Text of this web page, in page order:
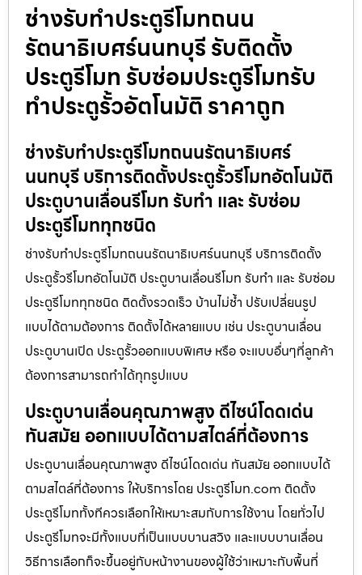
ช่างรับทำประตูรีโมทถนน
รัตนาธิเบศร์นนทบุรี รับติดตั้ง
ประตูรีโมท รับซ่อมประตูรีโมทรับ
ทำประตูรั้วอัตโนมัติ ราคาถูก
ช่างรับทำประตูรีโมทถนนรัตนาธิเบศร์
นนทบุรี บริการติดตั้งประตูรั้วรีโมทอัตโนมัติ
ประตูบานเลื่อนรีโมท รับทำ และ รับซ่อม
ประตูรีโมททุกชนิด
ช่างรับทำประตูรีโมทถนนรัตนาธิเบศร์นนทบุรี บริการติดตั้ง
ประตูรั้วรีโมทอัตโนมัติ ประตูบานเลื่อนรีโมท รับทำ และ รับซ่อม
ประตูรีโมททุกชนิด ติดตั้งรวดเร็ว บ้านไม่ช้ำ ปรับเปลี่ยนรูป
แบบได้ตามต้องการ ติดตั้งได้หลายแบบ เช่น ประตูบานเลื่อน
ประตูบานเปิด ประตูรั้วออกแบบพิเศษ หรือ จะแบบอื่นๆที่ลูกค้า
ต้องการสามารถทำได้ทุกรูปแบบ
ประตูบานเลื่อนคุณภาพสูง ดีไซน์โดดเด่น
ทันสมัย ออกแบบได้ตามสไตล์ที่ต้องการ
ประตูบานเลื่อนคุณภาพสูง ดีไซน์โดดเด่น ทันสมัย ออกแบบได้
ตามสไตล์ที่ต้องการ ให้บริการโดย ประตูรีโมท.com ติดตั้ง
ประตูรีโมททั้งทีควรเลือกให้เหมาะสมกับการใช้งาน โดยทั่วไป
ประตูรีโมทจะมีทั้งแบบที่เป็นแบบบานสวิง และแบบบานเลื่อน
วิธีการเลือกก็จะขึ้นอยู่กับหน้างานของผู้ใช้ว่าเหมาะกับพื้นที่